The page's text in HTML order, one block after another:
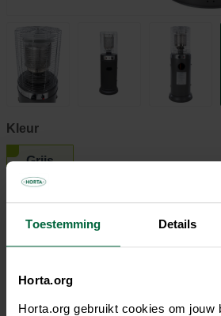
Toestemming Details
Horta.org
Horta.org gebruikt cookies om jouw
Kleur
Grijs
€ 299,00